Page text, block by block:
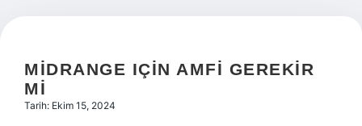
MIDRANGE IÇIN AMFI GEREKIR
MI
Tarih: Ekim 15, 2024